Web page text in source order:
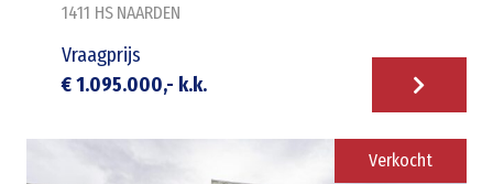
1411 HS NAARDEN
Vraagprijs
€ 1.095.000,- k.k.
Verkocht